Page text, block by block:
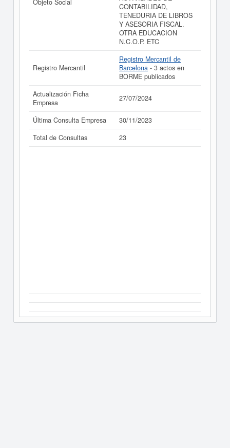
La última actualización del informe de empresa se ha
realizado el 27/07/2024.
Objeto Social
CONTABILIDAD,
TENEDURIA DE LIBROS
Y ASESORIA FISCAL.
OTRA EDUCACION
N.C.O.P. ETC
Registro Mercantil
Registro Mercantil de
Barcelona - 3 actos en
BORME publicados
Actualización Ficha
Empresa
27/07/2024
Última Consulta Empresa
30/11/2023
Total de Consultas
23